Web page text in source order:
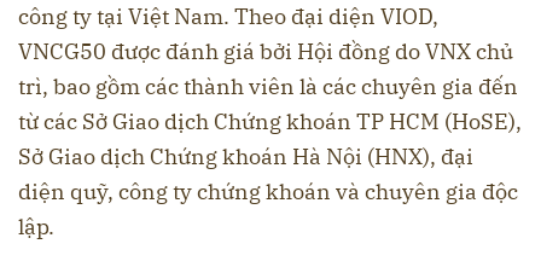
công ty tại Việt Nam. Theo đại diện VIOD,
VNCG50 được đánh giá bởi Hội đồng do VNX chủ
trì, bao gồm các thành viên là các chuyên gia đến
từ các Sở Giao dịch Chứng khoán TP HCM (HoSE),
Sở Giao dịch Chứng khoán Hà Nội (HNX), đại
diện quỹ, công ty chứng khoán và chuyên gia độc
lập.